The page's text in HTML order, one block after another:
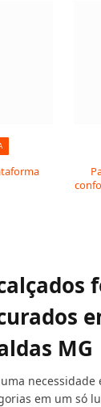
MG
necessidade
em um só